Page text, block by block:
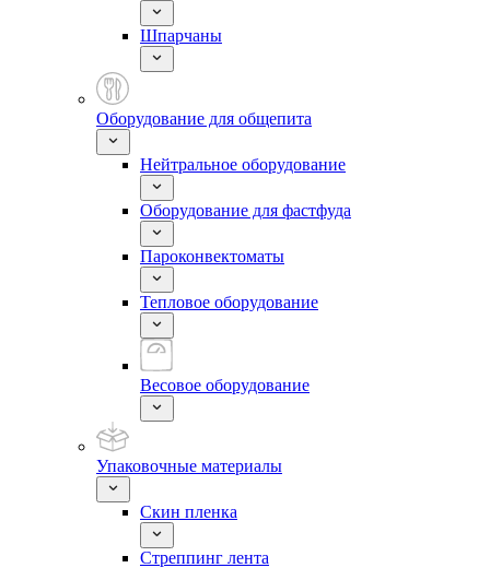
Шпарчаны
Оборудование для общепита
Нейтральное оборудование
Оборудование для фастфуда
Пароконвектоматы
Тепловое оборудование
Весовое оборудование
Упаковочные материалы
Скин пленка
Стреппинг лента